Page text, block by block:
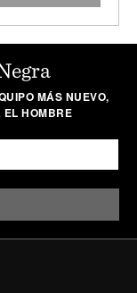
MÁS NUEVO,
EL HOMBRE